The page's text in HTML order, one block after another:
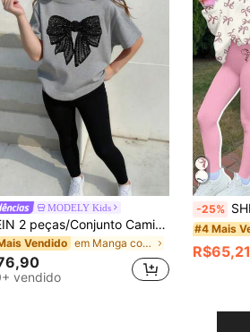
MODELY Kids
SHEIN 2 peças/Conjunto Camiseta e Legging com Estampa de Laço Casual Fashion para Meninas, Confortável e Durável para Verão e Outono, Camiseta com Estampa de Laço Casual para Meninas Adolescentes com Gola Redonda e Manga Curta
Vendido em Manga comprida T-Shirt para Meninas
vendido
-25% SHEIN 2 peças/Conjunto Meninas Pré-Adolescentes
#4 Mais
R$65,21